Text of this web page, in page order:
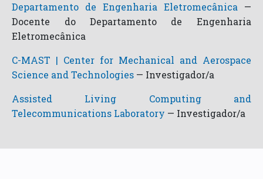
Departamento de Engenharia Eletromecânica
—
Docente do Departamento de Engenharia
Eletromecânica
C-MAST | Center for Mechanical and Aerospace
Science and Technologies — Investigador/a
Assisted Living Computing and
Telecommunications Laboratory — Investigador/a